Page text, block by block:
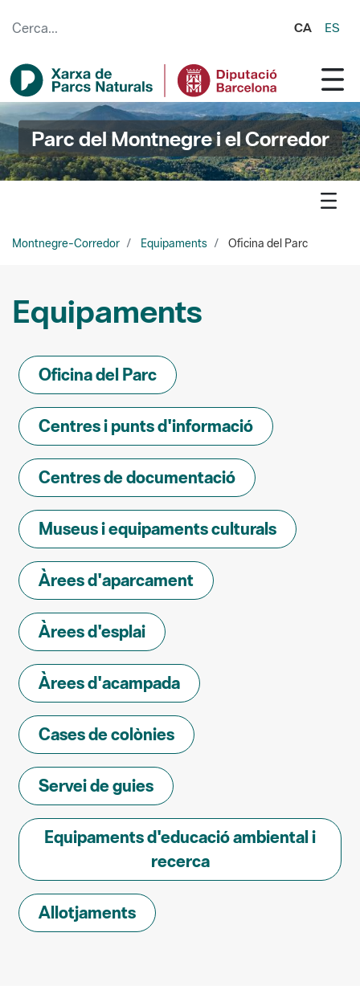
CA ES
Parc del Montnegre i el Corredor
Montnegre-Corredor Equipaments Oficina del Parc
Equipaments
Oficina del Parc
Centres i punts d'informació
Centres de documentació
Museus i equipaments culturals
Àrees d'aparcament
Àrees d'esplai
Àrees d'acampada
Cases de colònies
Servei de guies
Equipaments d'educació ambiental i
recerca
Allotjaments